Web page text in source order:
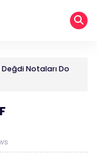
Değdi Notaları Do